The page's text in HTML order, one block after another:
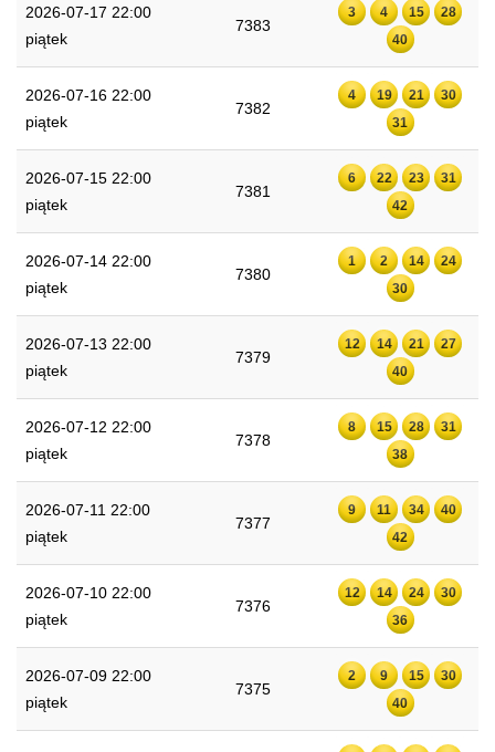
2026-07-17 22:00
piątek
7383
3 4 15
28
40
2026-07-16 22:00
piątek
7382
4 19 21
30
31
2026-07-15 22:00
piątek
7381
6 22 23
31
42
2026-07-14 22:00
piątek
7380
1 2 14
24
30
2026-07-13 22:00
piątek
7379
12 14 21
27
40
2026-07-12 22:00
piątek
7378
8 15 28
31
38
2026-07-11 22:00
piątek
7377
9 11 34
40
42
2026-07-10 22:00
piątek
7376
12 14 24
30
36
2026-07-09 22:00
piątek
7375
2 9 15
30
40